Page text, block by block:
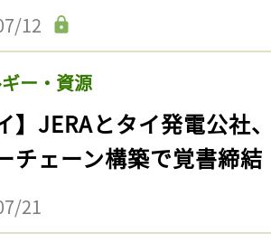
12
ー・資源
】JERAとタイ発電公社
チェーン構築で覚書締結
21